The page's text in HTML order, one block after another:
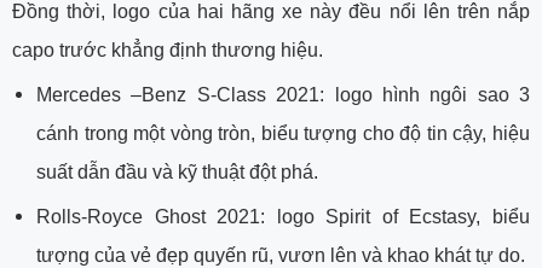
Đồng thời, logo của hai hãng xe này đều nổi lên trên nắp
capo trước khẳng định thương hiệu.
Mercedes –Benz S-Class 2021: logo hình ngôi sao 3
cánh trong một vòng tròn, biểu tượng cho độ tin cậy, hiệu
suất dẫn đầu và kỹ thuật đột phá.
Rolls-Royce Ghost 2021: logo Spirit of Ecstasy, biểu
tượng của vẻ đẹp quyến rũ, vươn lên và khao khát tự do.